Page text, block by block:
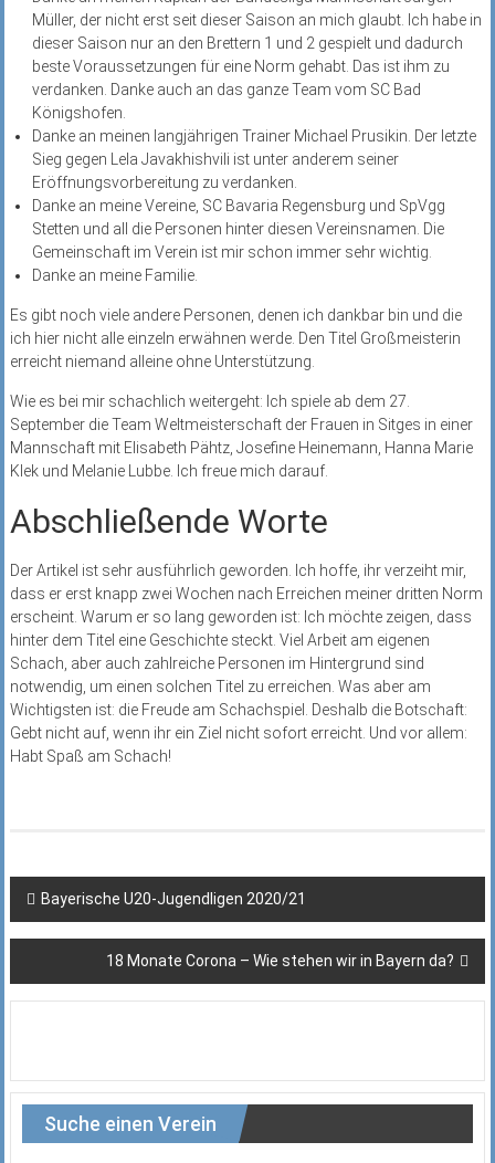
Müller, der nicht erst seit dieser Saison an mich glaubt. Ich habe in
dieser Saison nur an den Brettern 1 und 2 gespielt und dadurch
beste Voraussetzungen für eine Norm gehabt. Das ist ihm zu
verdanken. Danke auch an das ganze Team vom SC Bad
Königshofen.
Danke an meinen langjährigen Trainer Michael Prusikin. Der letzte
Sieg gegen Lela Javakhishvili ist unter anderem seiner
Eröffnungsvorbereitung zu verdanken.
Danke an meine Vereine, SC Bavaria Regensburg und SpVgg
Stetten und all die Personen hinter diesen Vereinsnamen. Die
Gemeinschaft im Verein ist mir schon immer sehr wichtig.
Danke an meine Familie.
Es gibt noch viele andere Personen, denen ich dankbar bin und die
ich hier nicht alle einzeln erwähnen werde. Den Titel Großmeisterin
erreicht niemand alleine ohne Unterstützung.
Wie es bei mir schachlich weitergeht: Ich spiele ab dem 27.
September die Team Weltmeisterschaft der Frauen in Sitges in einer
Mannschaft mit Elisabeth Pähtz, Josefine Heinemann, Hanna Marie
Klek und Melanie Lubbe. Ich freue mich darauf.
Abschließende Worte
Der Artikel ist sehr ausführlich geworden. Ich hoffe, ihr verzeiht mir,
dass er erst knapp zwei Wochen nach Erreichen meiner dritten Norm
erscheint. Warum er so lang geworden ist: Ich möchte zeigen, dass
hinter dem Titel eine Geschichte steckt. Viel Arbeit am eigenen
Schach, aber auch zahlreiche Personen im Hintergrund sind
notwendig, um einen solchen Titel zu erreichen. Was aber am
Wichtigsten ist: die Freude am Schachspiel. Deshalb die Botschaft:
Gebt nicht auf, wenn ihr ein Ziel nicht sofort erreicht. Und vor allem:
Habt Spaß am Schach!
Beitragsnavigation
Bayerische U20-Jugendligen 2020/21
18 Monate Corona – Wie stehen wir in Bayern da?
Suche einen Verein